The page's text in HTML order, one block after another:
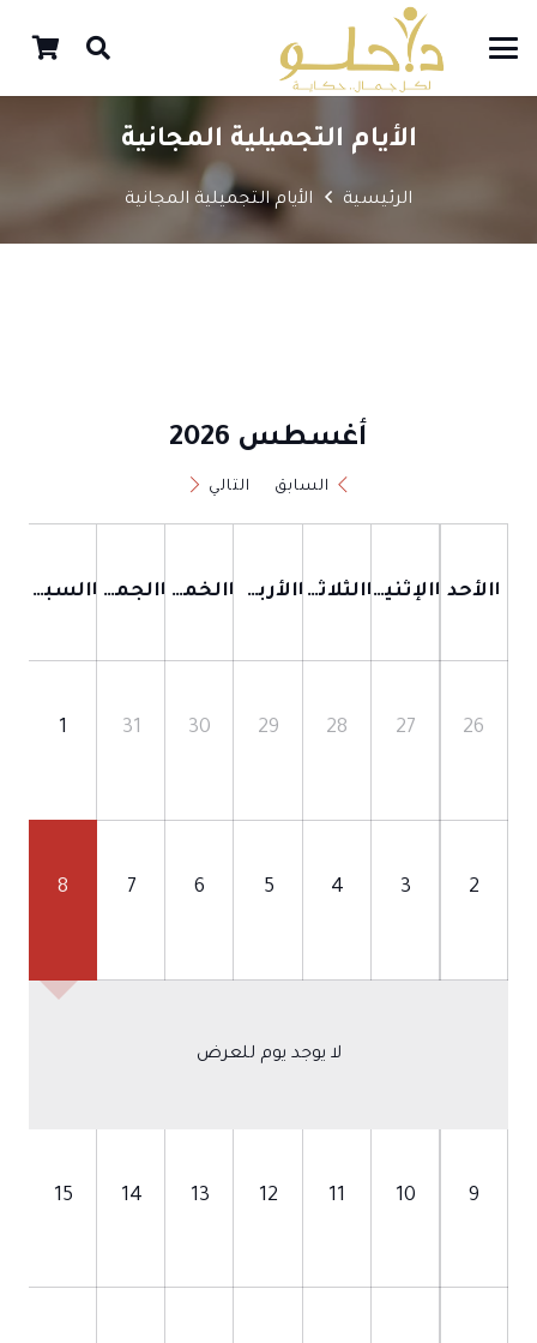
الأيام التجميلية المجانية
الرئيسية الأيام التجميلية المجانية
السابق
أغسطس 2026
التالي
الأحد الإثنين الثلاثاء الأربعاء الخميس الجمعة السبت
26
27
28
29
30
31
1
2
3
4
5
6
7
8
لا يوجد يوم للعرض
9
10
11
12
13
14
15